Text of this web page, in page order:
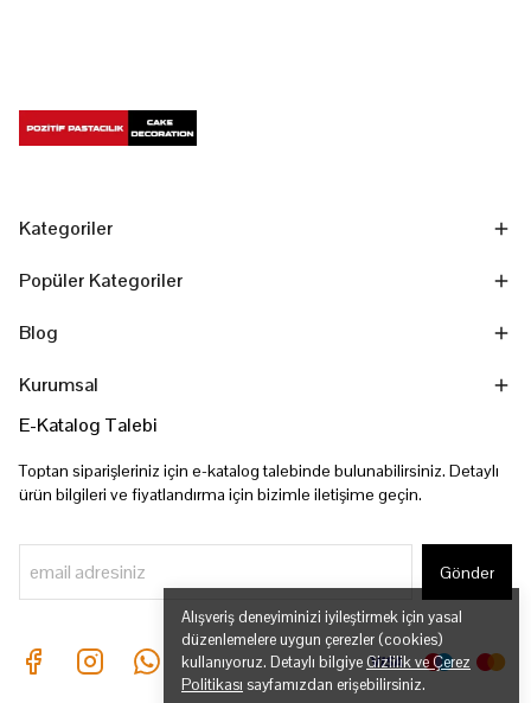
Alışveriş deneyiminizi iyileştirmek için yasal
düzenlemelere uygun çerezler (cookies)
kullanıyoruz. Detaylı bilgiye Gizlilik ve Çerez
Politikası sayfamızdan erişebilirsiniz.
Kategoriler
Popüler Kategoriler
Blog
Kurumsal
E-Katalog Talebi
Toptan siparişleriniz için e-katalog talebinde bulunabilirsiniz. Detaylı
ürün bilgileri ve fiyatlandırma için bizimle iletişime geçin.
Gönder